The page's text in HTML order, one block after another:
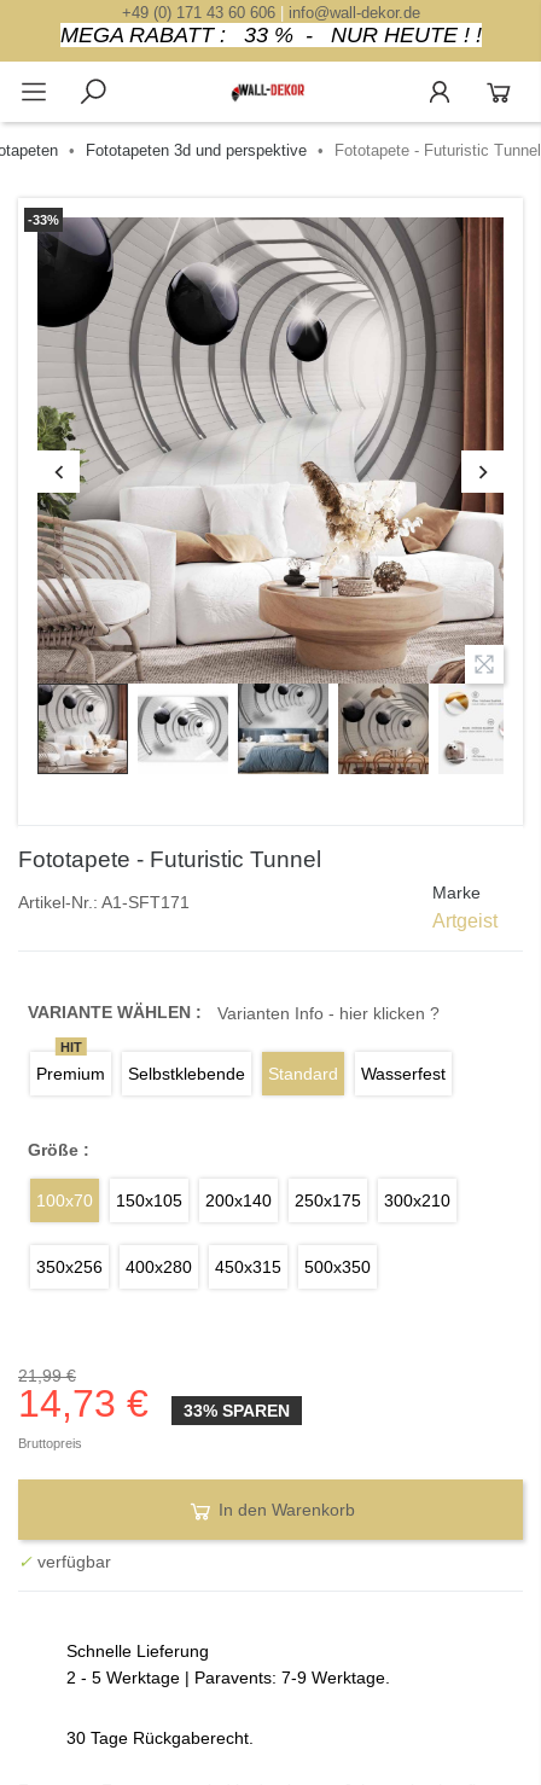
+49 (0) 171 43 60 606| info@wall-dekor.de
MEGA RABATT : 33 % - NUR HEUTE ! !
Fototapeten 3d und perspektive Fototapete - Futuristic Tunnel
-33%
Fototapete - Futuristic Tunnel
Artikel-Nr.: A1-SFT171 Marke
Artgeist
VARIANTE WÄHLEN : Varianten Info - hier klicken ?
Premium
HIT
Selbstklebende Standard Wasserfest
Größe :
100x70 150x105 200x140 250x175 300x210
350x256 400x280 450x315 500x350
21,99 €
14,73 € 33% SPAREN
Bruttopreis
In den Warenkorb
✓ verfügbar
Schnelle Lieferung
2 - 5 Werktage | Paravents: 7-9 Werktage.
30 Tage Rückgaberecht.